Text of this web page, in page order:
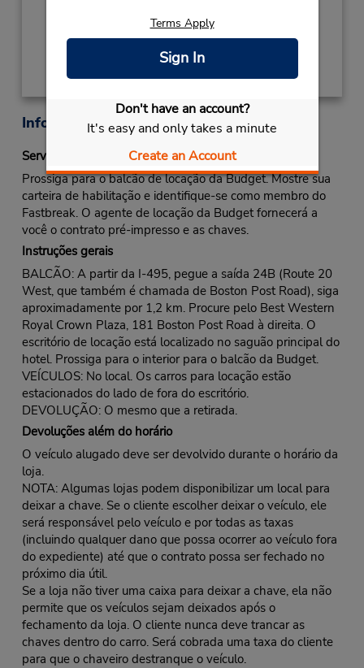
Terms Apply
Sign In
Don't have an account?
It's easy and only takes a minute
Create an Account
Obter instruções de caminho
Informações sobre a loja
Serviço Fastbreak
Prossiga para o balcão de locação da Budget. Mostre sua
carteira de habilitação e identifique-se como membro do
Fastbreak. O agente de locação da Budget fornecerá a
você o contrato pré-impresso e as chaves.
Instruções gerais
BALCÃO: A partir da I-495, pegue a saída 24B (Route 20
West, que também é chamada de Boston Post Road), siga
aproximadamente por 1,2 km. Procure pelo Best Western
Royal Crown Plaza, 181 Boston Post Road à direita. O
escritório de locação está localizado no saguão principal do
hotel. Prossiga para o interior para o balcão da Budget.
VEÍCULOS: No local. Os carros para locação estão
estacionados do lado de fora do escritório.
DEVOLUÇÃO: O mesmo que a retirada.
Devoluções além do horário
O veículo alugado deve ser devolvido durante o horário da
loja.
NOTA: Algumas lojas podem disponibilizar um local para
deixar a chave. Se o cliente escolher deixar o veículo, ele
será responsável pelo veículo e por todas as taxas
(incluindo qualquer dano que possa ocorrer ao veículo fora
do expediente) até que o contrato possa ser fechado no
próximo dia útil.
Se a loja não tiver uma caixa para deixar a chave, ela não
permite que os veículos sejam deixados após o
fechamento da loja. O cliente nunca deve trancar as
chaves dentro do carro. Será cobrada uma taxa do cliente
para que o chaveiro destranque o veículo.